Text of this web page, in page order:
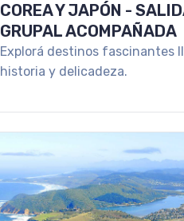
COREA Y JAPÓN -
GRUPAL ACOMPAÑADA
Explorá destinos fascinantes
historia y delicadeza.